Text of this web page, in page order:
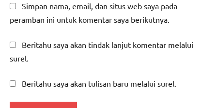
Simpan nama, email, dan situs web saya pada
peramban ini untuk komentar saya berikutnya.
Beritahu saya akan tindak lanjut komentar melalui
surel.
Beritahu saya akan tulisan baru melalui surel.